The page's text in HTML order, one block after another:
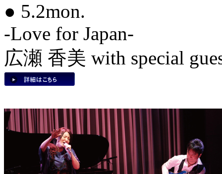
● 5.2mon.
-Love for Japan-
広瀬 香美 with special